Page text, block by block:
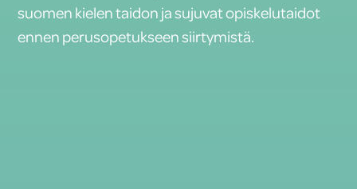
suomen kielen taidon ja sujuvat opiskelutaidot
ennen perusopetukseen siirtymistä.